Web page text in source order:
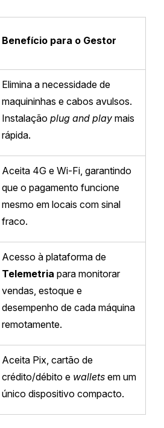
Benefício para o Gestor
Elimina a necessidade de
maquininhas e cabos avulsos.
Instalação plug and play mais
rápida.
Aceita 4G e Wi-Fi, garantindo
que o pagamento funcione
mesmo em locais com sinal
fraco.
Acesso à plataforma de
Telemetria para monitorar
vendas, estoque e
desempenho de cada máquina
remotamente.
Aceita Pix, cartão de
crédito/débito e wallets em um
único dispositivo compacto.